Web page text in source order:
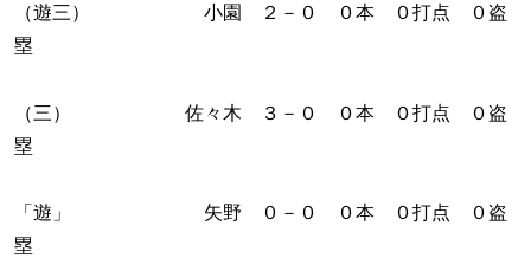
（遊三） 小園 ２－０ ０本 ０打点 ０盗
塁
（三） 佐々木 ３－０ ０本 ０打点 ０盗
塁
「遊」 矢野 ０－０ ０本 ０打点 ０盗
塁